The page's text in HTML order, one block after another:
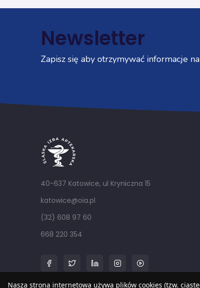
Newsletter
Zapisz się aby otrzymywać informacje
40-637 Katowice, ul Kryniczna 15
katowice@oia.pl
(32) 608 97 60
668 220 354
Nasza strona internetowa używa plików cookies (tzw.